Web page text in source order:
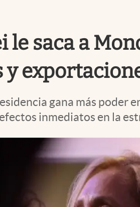
le saca a
y
gana más poder
inmediatos en la